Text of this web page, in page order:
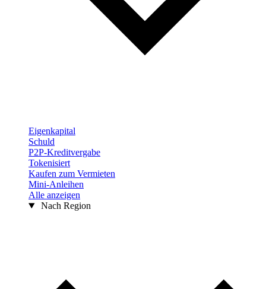
Eigenkapital
Schuld
P2P-Kreditvergabe
Tokenisiert
Kaufen zum Vermieten
Mini-Anleihen
Alle anzeigen
Nach Region